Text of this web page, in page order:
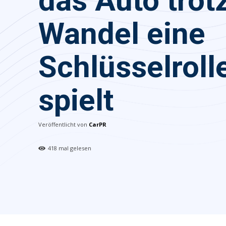
Wandel eine
spielt
Veröffentlicht von CarPR
418 mal gelesen